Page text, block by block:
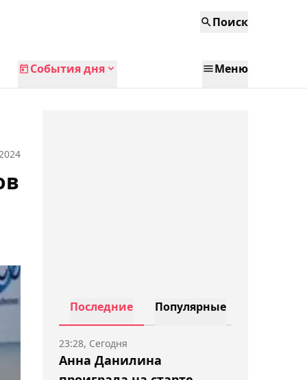
Поиск
События дня Меню
Последние Популярные
Анна Данилина
23:28, Сегодня